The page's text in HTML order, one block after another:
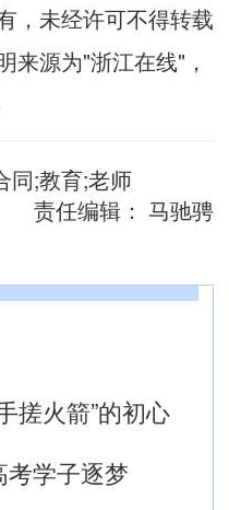
，未经许可不得转载
来源为"浙江在线"，
同;教育;老师
责任编辑： 马驰骋
搓火箭”的初心
考学子逐梦